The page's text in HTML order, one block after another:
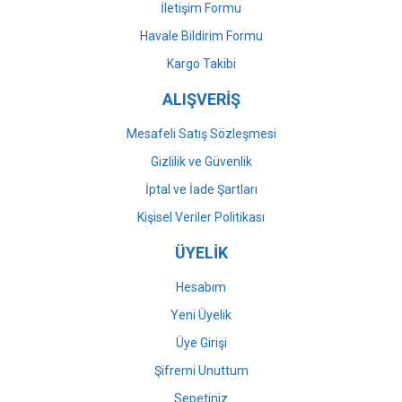
Gönder
İletişim Formu
Havale Bildirim Formu
Kargo Takibi
ALIŞVERİŞ
Mesafeli Satış Sözleşmesi
Gizlilik ve Güvenlik
İptal ve İade Şartları
Kişisel Veriler Politikası
ÜYELİK
Hesabım
Yeni Üyelik
Üye Girişi
Şifremi Unuttum
Sepetiniz